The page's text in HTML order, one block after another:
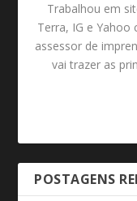
Trabalhou em
Terra, IG e
assessor de
vai trazer as
POSTAGENS